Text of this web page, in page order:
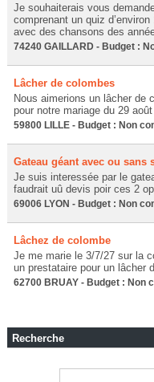
Je souhaiterais vous
comprenant un quiz
avec des chansons des
74240 GAILLARD - Budget :
Lâcher de colombes
Nous aimerions un lâcher de
pour notre mariage du 29 août
59800 LILLE - Budget : Non
Gateau géant avec ou sans
Je suis interessée par le
faudrait uû devis poir ces 2
69006 LYON - Budget : Non
Lâchez de colombe
Je me marie le 3/7/27 sur la
un prestataire pour un lâcher
62700 BRUAY - Budget : Non
Recherche